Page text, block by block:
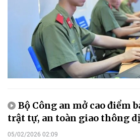
Bộ Công an mở cao điểm
trật tự, an toàn giao thông
05/02/2026 02:09